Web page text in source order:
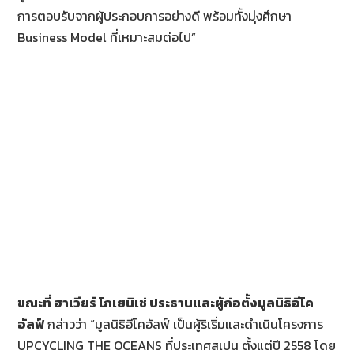
การตอบรับจากผู้ประกอบการอย่างดี พร้อมทั้งมุ่งศึกษา
Business Model ที่เหมาะสมต่อไป”
ขณะที่ ฮาเวียร์โกเยนิเช่ ประธานและผู้ก่อตั้งมูลนิธิอีโค
อัลฟ์กล่าวว่า “มูลนิธิอีโคอัลฟ์ เป็นผู้ริเริ่มและดำเนินโครงการ
UPCYCLING THE OCEANS ที่ประเทศสเปน ตั้งแต่ปี 2558 โดย